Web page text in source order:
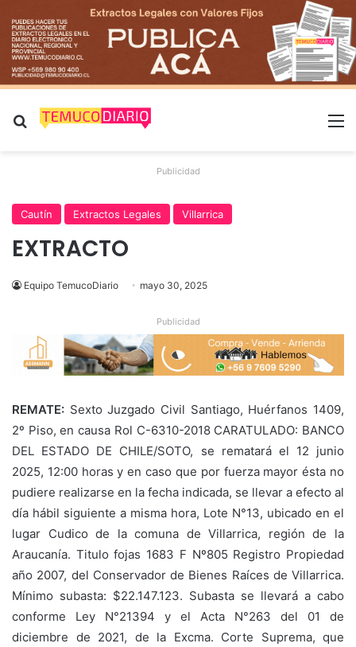
Buscar por
Publicidad
Cautín Extractos Legales Villarrica
EXTRACTO
Equipo TemucoDiario mayo 30, 2025
Publicidad
REMATE: Sexto Juzgado Civil Santiago, Huérfanos 1409,
2º Piso, en causa Rol C-6310-2018 CARATULADO: BANCO
DEL ESTADO DE CHILE/SOTO, se rematará el 12 junio
2025, 12:00 horas y en caso que por fuerza mayor ésta no
pudiere realizarse en la fecha indicada, se llevar a efecto al
día hábil siguiente a misma hora, Lote N°13, ubicado en el
lugar Cudico de la comuna de Villarrica, región de la
Araucanía. Titulo fojas 1683 F Nº805 Registro Propiedad
año 2007, del Conservador de Bienes Raíces de Villarrica.
Mínimo subasta: $22.147.123. Subasta se llevará a cabo
conforme Ley N°21394 y el Acta N°263 del 01 de
diciembre de 2021, de la Excma. Corte Suprema, que